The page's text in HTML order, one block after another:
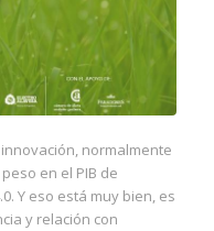
normalmente
en el PIB de
Y eso está muy bien, es
y relación con